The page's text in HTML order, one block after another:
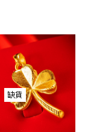
缺貨